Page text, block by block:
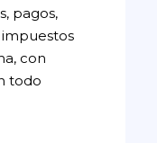
pagos,
con
todo